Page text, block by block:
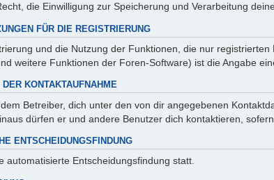
die Einwilligung zur Speicherung und Verarbeitung
FÜR DIE REGISTRIERUNG
und die Nutzung der Funktionen, die nur
weitere Funktionen der Foren-Software) ist die Angabe
DER KONTAKTAUFNAHME
Betreiber, dich unter den von dir angegebenen
dürfen er und andere Benutzer dich kontaktieren,
ENTSCHEIDUNGSFINDUNG
automatisierte Entscheidungsfindung statt.